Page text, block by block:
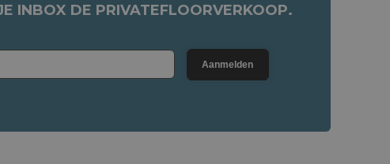
INBOX DE PRIVATEFLOORVERKOOP.
Aanmelden